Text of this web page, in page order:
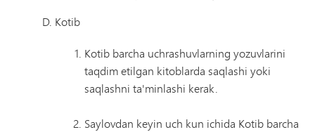
D. Kotib
Kotib barcha uchrashuvlarning yozuvlarini
taqdim etilgan kitoblarda saqlashi yoki
saqlashni ta'minlashi kerak.
Saylovdan keyin uch kun ichida Kotib barcha